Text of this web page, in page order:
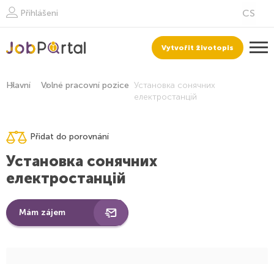
Přihlášeni
Vytvořit životopis
Hlavní Volné pracovní pozice Установка сонячних
електростанцій
Přidat do porovnání
Установка сонячних
електростанцій
Mám zájem